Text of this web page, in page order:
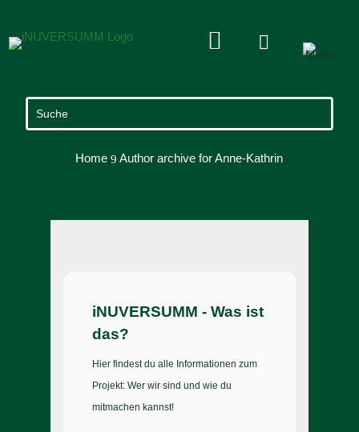
 
Home 9 Author archive forAnne-Kathrin
iNUVERSUMM - Was ist
das?
Hier findest du alle Informationen zum
Projekt: Wer wir sind und wie du
mitmachen kannst!